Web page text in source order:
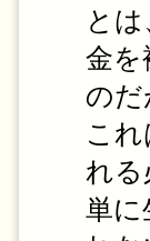
と
金を
の
こ
れる
単に